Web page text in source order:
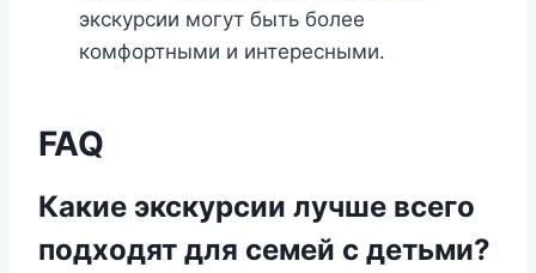
экскурсии могут быть более
комфортными и интересными.
FAQ
Какие экскурсии лучше всего
подходят для семей с детьми?